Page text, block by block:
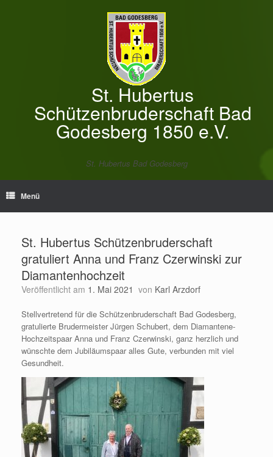
St. Hubertus
Schützenbruderschaft Bad
Godesberg 1850 e.V.
St. Hubertus Bad Godesberg
Menü
St. Hubertus Schützenbruderschaft
gratuliert Anna und Franz Czerwinski zur
Diamantenhochzeit
Veröffentlicht am 1. Mai 2021 von Karl Arzdorf
Stellvertretend für die Schützenbruderschaft Bad Godesberg,
gratulierte Brudermeister Jürgen Schubert, dem Diamantene-
Hochzeitspaar Anna und Franz Czerwinski, ganz herzlich und
wünschte dem Jubiläumspaar alles Gute, verbunden mit viel
Gesundheit.